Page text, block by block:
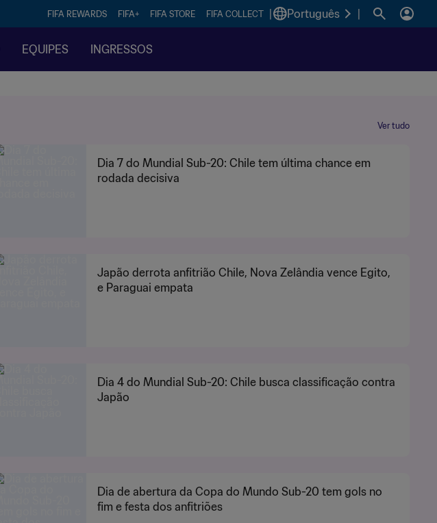
FIFA REWARDS FIFA+ FIFA STORE FIFA COLLECT Português
EQUIPES INGRESSOS
Ver tudo
Dia 7 do Mundial Sub-20: Chile tem última chance em
rodada decisiva
Japão derrota anfitrião Chile, Nova Zelândia vence Egito,
e Paraguai empata
Dia 4 do Mundial Sub-20: Chile busca classificação contra
Japão
Dia de abertura da Copa do Mundo Sub-20 tem gols no
fim e festa dos anfitriões